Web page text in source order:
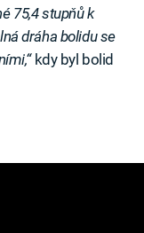
75,4 stupňů k
dráha bolidu se
kdy byl bolid